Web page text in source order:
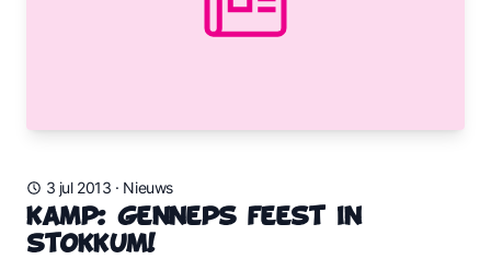
3 jul 2013 · Nieuws
Kamp: Genneps FEEST in
Stokkum!